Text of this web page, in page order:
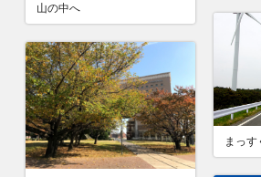
山の中へ
まっ